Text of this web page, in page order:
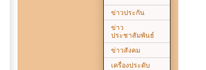
ข่าวประกัน
ข่าว
ประชาสัมพันธ์
ข่าวสังคม
เครื่องประดับ